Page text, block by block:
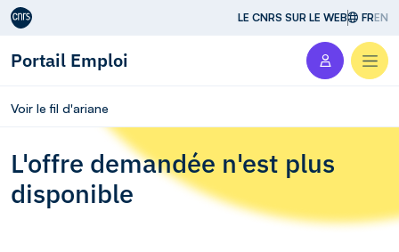
Aller au contenu LE CNRS SUR LE WEB FREN
Portail Emploi
Voir le fil d'ariane
L'offre demandée n'est plus
disponible